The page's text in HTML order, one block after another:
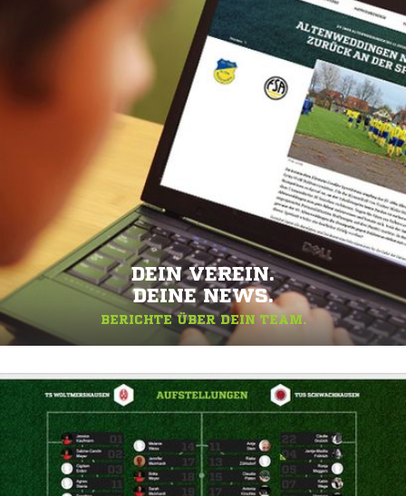
DEIN VEREIN.
DEINE NEWS.
BERICHTE ÜBER DEIN TEAM.